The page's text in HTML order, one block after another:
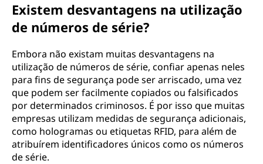
Existem desvantagens na utilização
de números de série?
Embora não existam muitas desvantagens na
utilização de números de série, confiar apenas neles
para fins de segurança pode ser arriscado, uma vez
que podem ser facilmente copiados ou falsificados
por determinados criminosos. É por isso que muitas
empresas utilizam medidas de segurança adicionais,
como hologramas ou etiquetas RFID, para além de
atribuírem identificadores únicos como os números
de série.